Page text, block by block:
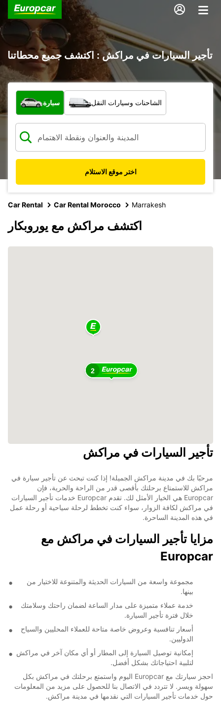
تأجير السيارات في مراكش : اكتشف جميع محطاتنا
ما نوع المركبة؟
سيارة الشاحنات وسيارات النقل
اختر موقع الاستلام
Car Rental Car Rental Morocco Marrakesh
اكتشف مراكش مع يوروبكار
2
تأجير السيارات في مراكش
مرحبًا بك في مدينة مراكش الجميلة! إذا كنت تبحث عن تأجير سيارة في
مراكش للاستمتاع برحلتك بأقصى قدر من الراحة والحرية، فإن
Europcar هي الخيار الأمثل لك. تقدم Europcar خدمات تأجير السيارات
في مراكش لكافة الزوار، سواء كنت تخطط لرحلة سياحية أو رحلة عمل
في هذه المدينة الساحرة.
مزايا تأجير السيارات في مراكش مع
Europcar
مجموعة واسعة من السيارات الحديثة والمتنوعة للاختيار من
بينها.
خدمة عملاء متميزة على مدار الساعة لضمان راحتك وسلامتك
خلال فترة تأجير السيارة.
أسعار تنافسية وعروض خاصة متاحة للعملاء المحليين والسياح
الدوليين.
إمكانية توصيل السيارة إلى المطار أو أي مكان آخر في مراكش
لتلبية احتياجاتك بشكل أفضل.
احجز سيارتك مع Europcar اليوم واستمتع برحلتك في مراكش بكل
سهولة ويسر. لا تتردد في الاتصال بنا للحصول على مزيد من المعلومات
حول خدمات تأجير السيارات التي نقدمها في مدينة مراكش.